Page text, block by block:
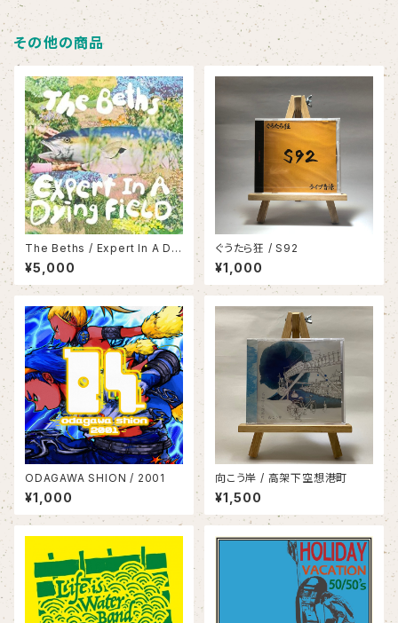
その他の商品
The Beths / Expert In A Dyi
ng Field(LP)
¥5,000
ぐうたら狂 / S92
¥1,000
ODAGAWA SHION / 2001
¥1,000
向こう岸 / 高架下空想港町
¥1,500